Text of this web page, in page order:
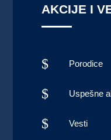
AKCIJE I
$ Porodice
$ Uspešne
$ Vesti